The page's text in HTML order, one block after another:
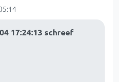
17:24:13 schreef